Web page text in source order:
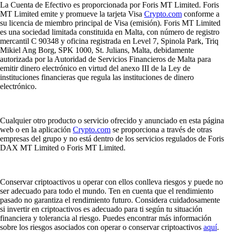
La Cuenta de Efectivo es proporcionada por Foris MT Limited. Foris
MT Limited emite y promueve la tarjeta Visa Crypto.com conforme a
su licencia de miembro principal de Visa (emisión). Foris MT Limited
es una sociedad limitada constituida en Malta, con número de registro
mercantil C 90348 y oficina registrada en Level 7, Spinola Park, Triq
Mikiel Ang Borg, SPK 1000, St. Julians, Malta, debidamente
autorizada por la Autoridad de Servicios Financieros de Malta para
emitir dinero electrónico en virtud del anexo III de la Ley de
instituciones financieras que regula las instituciones de dinero
electrónico.
Cualquier otro producto o servicio ofrecido y anunciado en esta página
web o en la aplicación Crypto.com se proporciona a través de otras
empresas del grupo y no está dentro de los servicios regulados de Foris
DAX MT Limited o Foris MT Limited.
Conservar criptoactivos u operar con ellos conlleva riesgos y puede no
ser adecuado para todo el mundo. Ten en cuenta que el rendimiento
pasado no garantiza el rendimiento futuro. Considera cuidadosamente
si invertir en criptoactivos es adecuado para ti según tu situación
financiera y tolerancia al riesgo. Puedes encontrar más información
sobre los riesgos asociados con operar o conservar criptoactivos aquí.